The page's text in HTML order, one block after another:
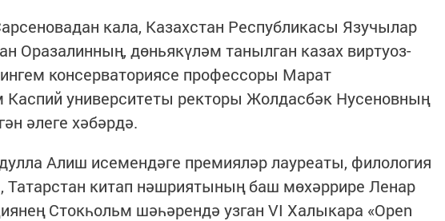
кала, Казахстан Республикасы Язучылар
Оразалинның, дөньякүләм танылган казах виртуоз-
консерваториясе профессоры Марат
Каспий университеты ректоры Жолдасбәк Нусеновның
әлеге хәбәрдә.
Алиш исемендәге премияләр лауреаты, филология
Татарстан китап нәшриятының баш мөхәррире Ленар
Стокһольм шәһәрендә узган VI Халыкара «Open